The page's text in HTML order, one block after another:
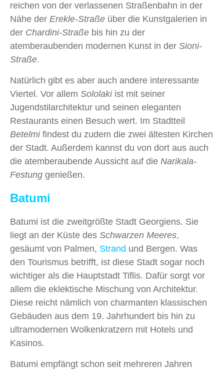
reichen von der verlassenen Straßenbahn in der
Nähe der Erekle-Straße über die Kunstgalerien in
der Chardini-Straße bis hin zu der
atemberaubenden modernen Kunst in der Sioni-
Straße.
Natürlich gibt es aber auch andere interessante
Viertel. Vor allem Sololakiist mit seiner
Jugendstilarchitektur und seinen eleganten
Restaurants einen Besuch wert. Im Stadtteil
Betelmifindest du zudem die zwei ältesten Kirchen
der Stadt. Außerdem kannst du von dort aus auch
die atemberaubende Aussicht auf die Narikala-
Festung genießen.
Batumi
Batumi ist die zweitgrößte Stadt Georgiens. Sie
liegt an der Küste des Schwarzen Meeres,
gesäumt von Palmen, Strand und Bergen. Was
den Tourismus betrifft, ist diese Stadt sogar noch
wichtiger als die Hauptstadt Tiflis. Dafür sorgt vor
allem die eklektische Mischung von Architektur.
Diese reicht nämlich von charmanten klassischen
Gebäuden aus dem 19. Jahrhundert bis hin zu
ultramodernen Wolkenkratzern mit Hotels und
Kasinos.
Batumi empfängt schon seit mehreren Jahren